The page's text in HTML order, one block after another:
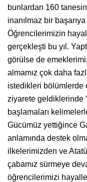
bunlardan 160
inanılmaz bir
Öğrencilerimizin
gerçekleşti bu yıl.
görülse de
almamız çok daha
istedikleri bölümlerde
ziyarete geldiklerinde
başlamaları
Gücümüz yettiğince
anlamında destek
ilkelerimizden ve
çabamız sürmeye
öğrencilerimizi